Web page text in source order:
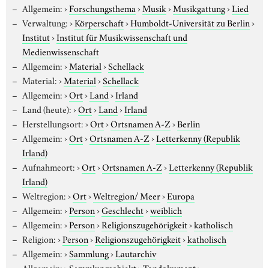
Allgemein:›Forschungsthema›Musik›Musikgattung›Lied
Verwaltung:›Körperschaft›Humboldt-Universität zu Berlin›
Institut›Institut für Musikwissenschaft und
Medienwissenschaft
Allgemein:›Material›Schellack
Material:›Material›Schellack
Allgemein:›Ort›Land›Irland
Land (heute):›Ort›Land›Irland
Herstellungsort:›Ort›Ortsnamen A-Z›Berlin
Allgemein:›Ort›Ortsnamen A-Z›Letterkenny (Republik
Irland)
Aufnahmeort:›Ort›Ortsnamen A-Z›Letterkenny (Republik
Irland)
Weltregion:›Ort›Weltregion/ Meer›Europa
Allgemein:›Person›Geschlecht›weiblich
Allgemein:›Person›Religionszugehörigkeit›katholisch
Religion:›Person›Religionszugehörigkeit›katholisch
Allgemein:›Sammlung›Lautarchiv